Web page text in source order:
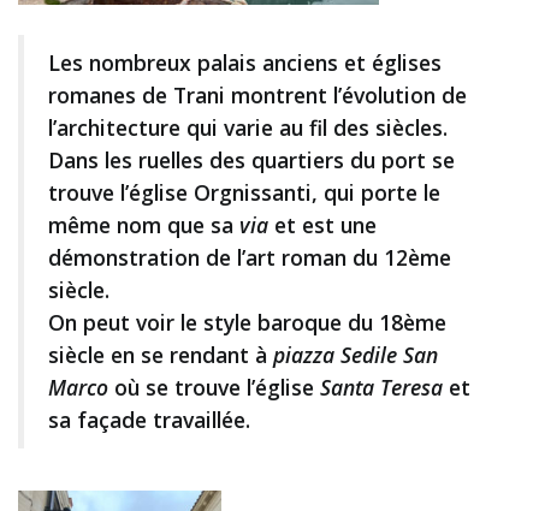
Les nombreux palais anciens et églises
romanes de Trani montrent l’évolution de
l’architecture qui varie au fil des siècles.
Dans les ruelles des quartiers du port se
trouve l’église Orgnissanti, qui porte le
même nom que sa via et est une
démonstration de l’art roman du 12ème
siècle.
On peut voir le style baroque du 18ème
siècle en se rendant à piazza Sedile San
Marco où se trouve l’église Santa Teresa et
sa façade travaillée.